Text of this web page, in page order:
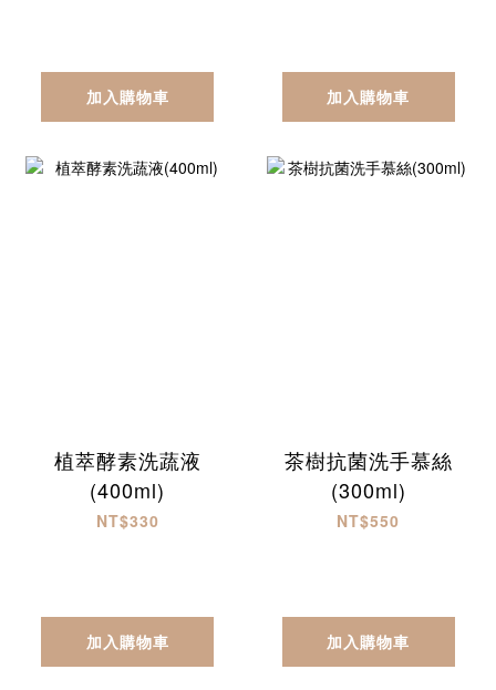
加入購物車 加入購物車
植萃酵素洗蔬液
(400ml)
NT$330
加入購物車
茶樹抗菌洗手慕絲
(300ml)
NT$550
加入購物車